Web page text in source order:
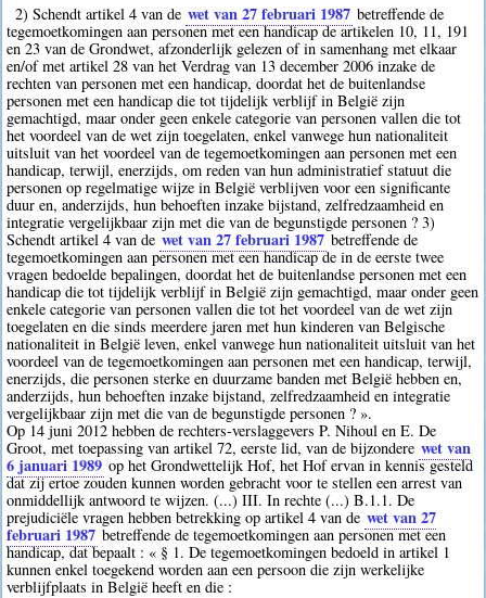
2) Schendt artikel 4 van de wet van 27 februari 1987 betreffende de
tegemoetkomingen aan personen met een handicap de artikelen 10, 11, 191
en 23 van de Grondwet, afzonderlijk gelezen of in samenhang met elkaar
en/of met artikel 28 van het Verdrag van 13 december 2006 inzake de
rechten van personen met een handicap, doordat het de buitenlandse
personen met een handicap die tot tijdelijk verblijf in België zijn
gemachtigd, maar onder geen enkele categorie van personen vallen die tot
het voordeel van de wet zijn toegelaten, enkel vanwege hun nationaliteit
uitsluit van het voordeel van de tegemoetkomingen aan personen met een
handicap, terwijl, enerzijds, om reden van hun administratief statuut die
personen op regelmatige wijze in België verblijven voor een significante
duur en, anderzijds, hun behoeften inzake bijstand, zelfredzaamheid en
integratie vergelijkbaar zijn met die van de begunstigde personen ? 3)
Schendt artikel 4 van de wet van 27 februari 1987 betreffende de
tegemoetkomingen aan personen met een handicap de in de eerste twee
vragen bedoelde bepalingen, doordat het de buitenlandse personen met een
handicap die tot tijdelijk verblijf in België zijn gemachtigd, maar onder geen
enkele categorie van personen vallen die tot het voordeel van de wet zijn
toegelaten en die sinds meerdere jaren met hun kinderen van Belgische
nationaliteit in België leven, enkel vanwege hun nationaliteit uitsluit van het
voordeel van de tegemoetkomingen aan personen met een handicap, terwijl,
enerzijds, die personen sterke en duurzame banden met België hebben en,
anderzijds, hun behoeften inzake bijstand, zelfredzaamheid en integratie
vergelijkbaar zijn met die van de begunstigde personen ? ».
Op 14 juni 2012 hebben de rechters-verslaggevers P. Nihoul en E. De
Groot, met toepassing van artikel 72, eerste lid, van de bijzondere wet van
6 januari 1989 op het Grondwettelijk Hof, het Hof ervan in kennis gesteld
dat zij ertoe zouden kunnen worden gebracht voor te stellen een arrest van
onmiddellijk antwoord te wijzen. (...) III. In rechte (...) B.1.1. De
prejudiciële vragen hebben betrekking op artikel 4 van de wet van 27
februari 1987 betreffende de tegemoetkomingen aan personen met een
handicap, dat bepaalt : « § 1. De tegemoetkomingen bedoeld in artikel 1
kunnen enkel toegekend worden aan een persoon die zijn werkelijke
verblijfplaats in België heeft en die :